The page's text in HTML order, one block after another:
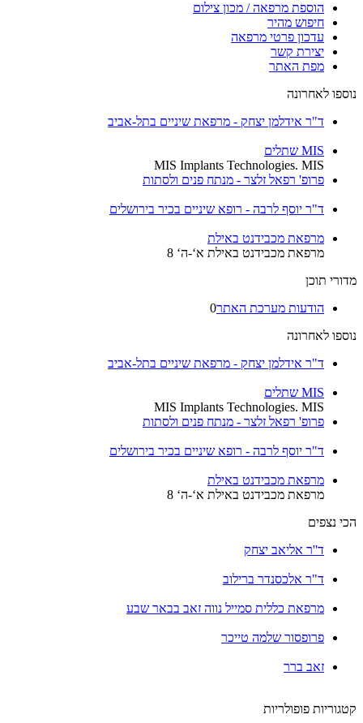
הוספת מרפאה / מכון צילום
חיפוש מהיר
עדכון פרטי מרפאה
יצירת קשר
מפת האתר
נוספו לאחרונה
ד"ר אידלמן יצחק - מרפאת שיניים בתל-אביב
MIS שתלים
MIS Implants Technologies. MIS
פרופ' רפאל זלצר - מנתח פנים ולסתות
ד"ר יוסף לרבה - רופא שיניים בכיר בירושלים
מרפאת מכבידנט באילת
מרפאת מכבידנט באילת א‘-ה‘ 8
מדורי תוכן
הודעות מערכת האתר0
נוספו לאחרונה
ד"ר אידלמן יצחק - מרפאת שיניים בתל-אביב
MIS שתלים
MIS Implants Technologies. MIS
פרופ' רפאל זלצר - מנתח פנים ולסתות
ד"ר יוסף לרבה - רופא שיניים בכיר בירושלים
מרפאת מכבידנט באילת
מרפאת מכבידנט באילת א‘-ה‘ 8
הכי נצפים
ד''ר אליאב יצחק
ד"ר אלכסנדר ברילוב
מרפאת כללית סמייל נווה זאב בבאר שבע
פרופסור שלמה טייכר
זאב ברר
קטגוריות פופולריות